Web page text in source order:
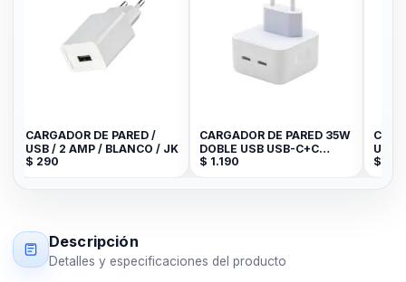
CARGADOR DE PARED /
USB / 2 AMP / BLANCO / JK
$ 290
CARGADOR DE PARED 35W
DOBLE USB USB-C+C
TOMATE T-CH004
$ 1.190
USB-
$
Descripción
Detalles y especificaciones del producto